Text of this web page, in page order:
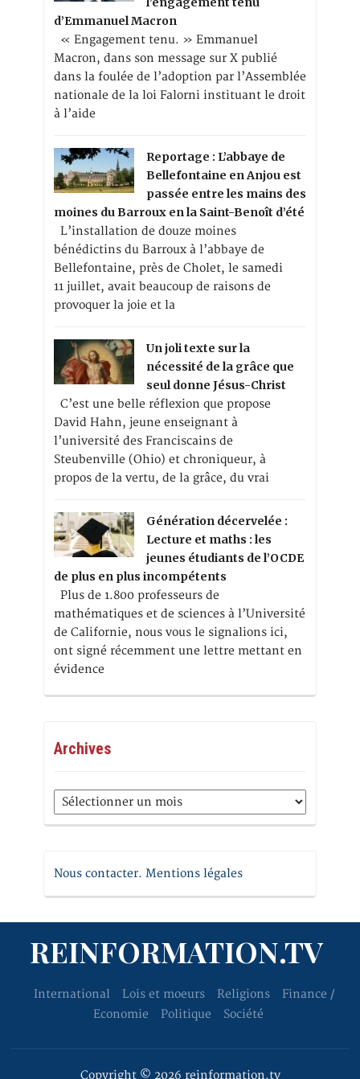
d’Emmanuel Macron
« Engagement tenu. » Emmanuel
Macron, dans son message sur X publié
dans la foulée de l’adoption par l’Assemblée
nationale de la loi Falorni instituant le droit
à l’aide
Reportage : L’abbaye de
Bellefontaine en Anjou est
passée entre les mains des
moines du Barroux en la Saint-Benoît d’été
L’installation de douze moines
bénédictins du Barroux à l’abbaye de
Bellefontaine, près de Cholet, le samedi
11 juillet, avait beaucoup de raisons de
provoquer la joie et la
Un joli texte sur la
nécessité de la grâce que
seul donne Jésus-Christ
C’est une belle réflexion que propose
David Hahn, jeune enseignant à
l’université des Franciscains de
Steubenville (Ohio) et chroniqueur, à
propos de la vertu, de la grâce, du vrai
Génération décervelée :
Lecture et maths : les
jeunes étudiants de l’OCDE
de plus en plus incompétents
Plus de 1.800 professeurs de
mathématiques et de sciences à l’Université
de Californie, nous vous le signalions ici,
ont signé récemment une lettre mettant en
évidence
Archives
Archives
Nous contacter. Mentions légales
REINFORMATION.TV
International Lois et moeurs Religions
Finance /
Economie
Politique Société
Copyright © 2026 reinformation.tv